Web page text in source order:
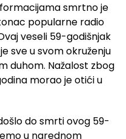
smrtno je
popularne radio
veseli 59-godišnjak
sve u svom okruženju
duhom. Nažalost zbog
morao je otići u
do smrti ovog 59-
u narednom